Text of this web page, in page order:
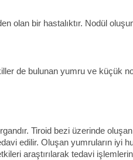
olan bir hastalıktır. Nodül
de bulunan yumru ve
Tiroid bezi üzerinde
edilir. Oluşan yumruların iyi
araştırılarak tedavi